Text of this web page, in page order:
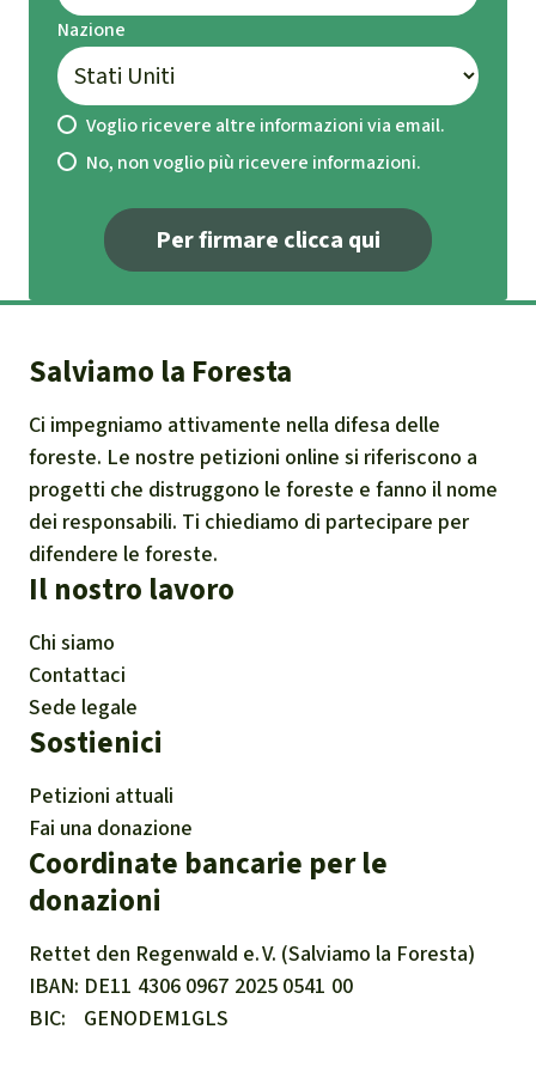
https://www.mothernaturecambodia.org/sav
e-koh-kong-island2.html
Sito web del gruppo
https://www.lypgroup.com/index.php dell'u
omo d'affari Ly Yong Phat, uno degli uomini
https://www.phnompenhpost.com/national/
new-committee-created-protect-koh-kong-
krao
Kong, Morm Phalla, nel Phnom Penh Post del
23-7-2019, in inglese
https://www.phnompenhpost.com/national/
activists-launch-rescue-island-campaign-
koh-kong-krao
https://www.frontlinedefenders.org/en/case
/three-environmental-rights-defenders-
arbitrarily-detained
Nazione
Voglio ricevere altre informazioni via email.
No, non voglio più ricevere informazioni.
Per firmare clicca qui
Salviamo la Foresta
Ci impegniamo attivamente nella difesa delle
foreste. Le nostre petizioni online si riferiscono a
progetti che distruggono le foreste e fanno il nome
dei responsabili. Ti chiediamo di partecipare per
difendere le foreste.
Il nostro lavoro
Chi siamo
Contattaci
Sede legale
Sostienici
Petizioni attuali
Fai una donazione
Coordinate bancarie per le
donazioni
Rettet den Regenwald e. V. (Salviamo la Foresta)
IBAN DE11 4306 0967 2025 0541 00
BIC
GENODEM1GLS